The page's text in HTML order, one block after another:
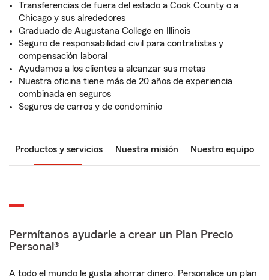
Transferencias de fuera del estado a Cook County o a
Chicago y sus alrededores
Graduado de Augustana College en Illinois
Seguro de responsabilidad civil para contratistas y
compensación laboral
Ayudamos a los clientes a alcanzar sus metas
Nuestra oficina tiene más de 20 años de experiencia
combinada en seguros
Seguros de carros y de condominio
Productos y servicios Nuestra misión Nuestro equipo
Permítanos ayudarle a crear un Plan Precio
Personal®
A todo el mundo le gusta ahorrar dinero. Personalice un plan